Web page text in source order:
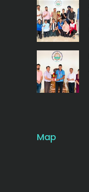
Map